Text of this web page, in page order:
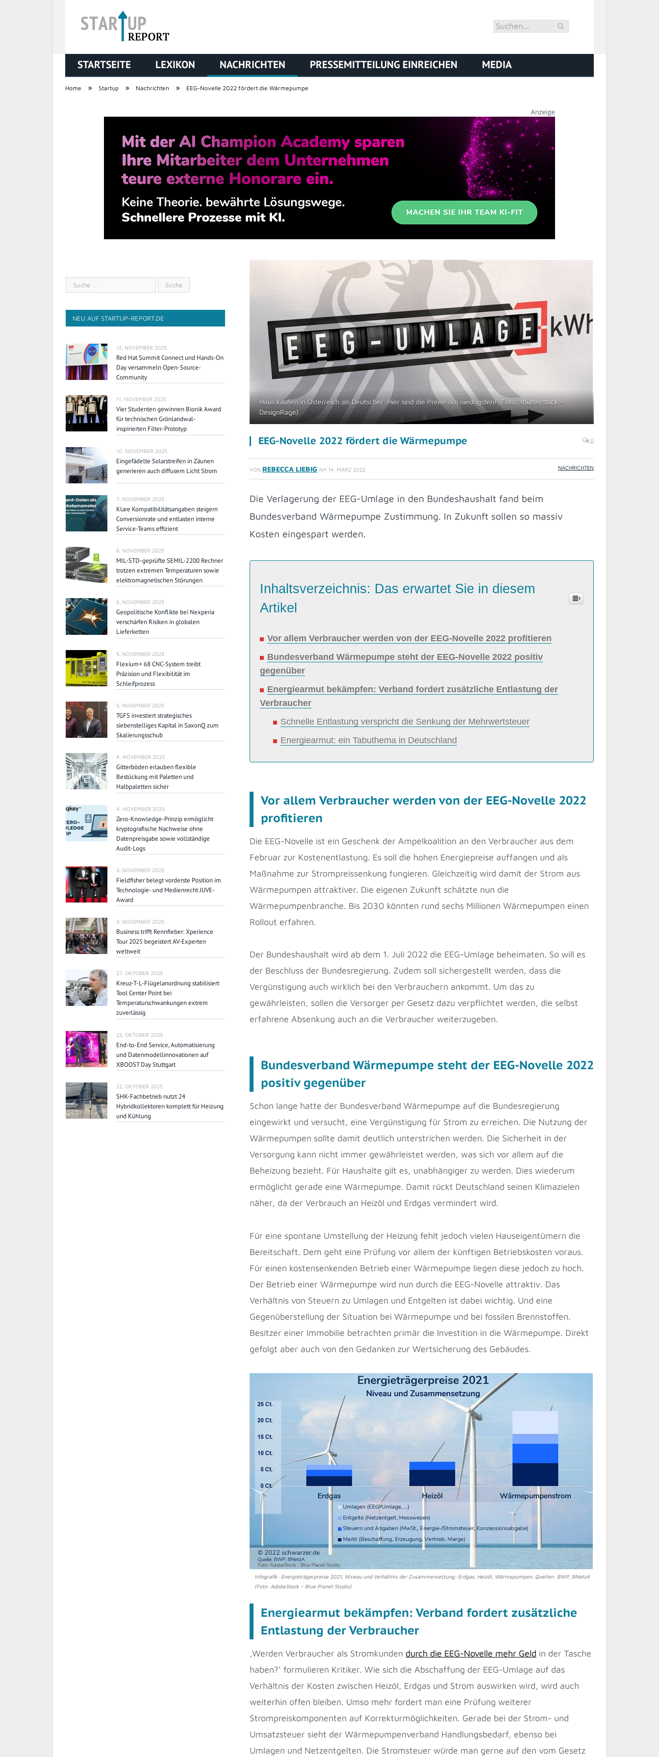
STARTUP REPORT
STARTSEITE LEXIKON NACHRICHTEN PRESSEMITTEILUNG EINREICHEN MEDIA
Home » Startup » Nachrichten » EEG-Novelle 2022 fördert die Wärmepumpe
Haus kaufen in Österreich als Deutscher: Hier sind die Preise am niedrigsten! (Foto: shutterstock -
DesignRage)
EEG-Novelle 2022 fördert die Wärmepumpe 0
VON REBECCA LIEBIG AM 14. MÄRZ 2022 NACHRICHTEN
Die Verlagerung der EEG-Umlage in den Bundeshaushalt fand beim
Bundesverband Wärmepumpe Zustimmung. In Zukunft sollen so massiv
Kosten eingespart werden.
Inhaltsverzeichnis: Das erwartet Sie in diesem
Artikel
Vor allem Verbraucher werden von der EEG-Novelle 2022 profitieren
Bundesverband Wärmepumpe steht der EEG-Novelle 2022 positiv
gegenüber
Energiearmut bekämpfen: Verband fordert zusätzliche Entlastung der
Verbraucher
Schnelle Entlastung verspricht die Senkung der Mehrwertsteuer
Energiearmut: ein Tabuthema in Deutschland
Vor allem Verbraucher werden von der EEG-Novelle 2022
profitieren
Die EEG-Novelle ist ein Geschenk der Ampelkoalition an den Verbraucher aus dem
Februar zur Kostenentlastung. Es soll die hohen Energiepreise auffangen und als
Maßnahme zur Strompreissenkung fungieren. Gleichzeitig wird damit der Strom aus
Wärmepumpen attraktiver. Die eigenen Zukunft schätzte nun die
Wärmepumpenbranche. Bis 2030 könnten rund sechs Millionen Wärmepumpen einen
Rollout erfahren.
Der Bundeshaushalt wird ab dem 1. Juli 2022 die EEG-Umlage beheimaten. So will es
der Beschluss der Bundesregierung. Zudem soll sichergestellt werden, dass die
Vergünstigung auch wirklich bei den Verbrauchern ankommt. Um das zu
gewährleisten, sollen die Versorger per Gesetz dazu verpflichtet werden, die selbst
erfahrene Absenkung auch an die Verbraucher weiterzugeben.
Bundesverband Wärmepumpe steht der EEG-Novelle 2022
positiv gegenüber
Schon lange hatte der Bundesverband Wärmepumpe auf die Bundesregierung
eingewirkt und versucht, eine Vergünstigung für Strom zu erreichen. Die Nutzung der
Wärmepumpen sollte damit deutlich unterstrichen werden. Die Sicherheit in der
Versorgung kann nicht immer gewährleistet werden, was sich vor allem auf die
Beheizung bezieht. Für Haushalte gilt es, unabhängiger zu werden. Dies wiederum
ermöglicht gerade eine Wärmepumpe. Damit rückt Deutschland seinen Klimazielen
näher, da der Verbrauch an Heizöl und Erdgas vermindert wird.
Für eine spontane Umstellung der Heizung fehlt jedoch vielen Hauseigentümern die
Bereitschaft. Dem geht eine Prüfung vor allem der künftigen Betriebskosten voraus.
Für einen kostensenkenden Betrieb einer Wärmepumpe liegen diese jedoch zu hoch.
Der Betrieb einer Wärmepumpe wird nun durch die EEG-Novelle attraktiv. Das
Verhältnis von Steuern zu Umlagen und Entgelten ist dabei wichtig. Und eine
Gegenüberstellung der Situation bei Wärmepumpe und bei fossilen Brennstoffen.
Besitzer einer Immobilie betrachten primär die Investition in die Wärmepumpe. Direkt
gefolgt aber auch von den Gedanken zur Wertsicherung des Gebäudes.
Infografik: Energieträgerpreise 2021, Niveau und Verhältnis der Zusammensetzung: Erdgas, Heizöl, Wärmepumpen. Quellen: BWP, BNetzA
(Foto: AdobeStock – Blue Planet Studio)
Energiearmut bekämpfen: Verband fordert zusätzliche
Entlastung der Verbraucher
‚Werden Verbraucher als Stromkunden durch die EEG-Novelle mehr Geld in der Tasche
haben?‘ formulieren Kritiker. Wie sich die Abschaffung der EEG-Umlage auf das
Verhältnis der Kosten zwischen Heizöl, Erdgas und Strom auswirken wird, wird auch
weiterhin offen bleiben. Umso mehr fordert man eine Prüfung weiterer
Strompreiskomponenten auf Korrekturmöglichkeiten. Gerade bei der Strom- und
Umsatzsteuer sieht der Wärmepumpenverband Handlungsbedarf, ebenso bei
Umlagen und Netzentgelten. Die Stromsteuer würde man gerne auf den vom Gesetz
NEU AUF STARTUP-REPORT.DE
12. NOVEMBER 2025
Red Hat Summit Connect und Hands-On
Day versammeln Open-Source-
Community
11. NOVEMBER 2025
Vier Studenten gewinnen Bionik Award
für technischen Grönlandwal-
inspirierten Filter-Prototyp
10. NOVEMBER 2025
Eingefädelte Solarstreifen in Zäunen
generieren auch diffusem Licht Strom
7. NOVEMBER 2025
Klare Kompatibilitätsangaben steigern
Conversionrate und entlasten interne
Service-Teams effizient
6. NOVEMBER 2025
MIL-STD-geprüfte SEMIL-2200 Rechner
trotzen extremen Temperaturen sowie
elektromagnetischen Störungen
6. NOVEMBER 2025
Geopolitische Konflikte bei Nexperia
verschärfen Risiken in globalen
Lieferketten
5. NOVEMBER 2025
Flexium+ 68 CNC-System treibt
Präzision und Flexibilität im
Schleifprozess
5. NOVEMBER 2025
TGFS investiert strategisches
siebenstelliges Kapital in SaxonQ zum
Skalierungsschub
4. NOVEMBER 2025
Gitterböden erlauben flexible
Bestückung mit Paletten und
Halbpaletten sicher
4. NOVEMBER 2025
Zero-Knowledge-Prinzip ermöglicht
kryptografische Nachweise ohne
Datenpreisgabe sowie vollständige
Audit-Logs
3. NOVEMBER 2025
Fieldfisher belegt vorderste Position im
Technologie- und Medienrecht JUVE-
Award
3. NOVEMBER 2025
Business trifft Rennfieber: Xperience
Tour 2025 begeistert AV-Experten
weltweit
27. OKTOBER 2025
Kreuz-T-L-Flügelanordnung stabilisiert
Tool Center Point bei
Temperaturschwankungen extrem
zuverlässig
23. OKTOBER 2025
End-to-End Service, Automatisierung
und Datenmodellinnovationen auf
XBOOST Day Stuttgart
22. OKTOBER 2025
SHK-Fachbetrieb nutzt 24
Hybridkollektoren komplett für Heizung
und Kühlung